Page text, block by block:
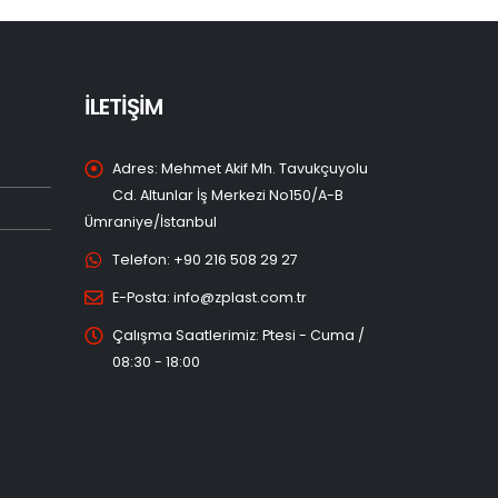
Adres:
Ümraniye/İstanbul
Telefon:+90 216 508 29 27
E-Posta: info@zplast.com.tr
Çalışma Saatlerimiz: Ptesi - Cuma /